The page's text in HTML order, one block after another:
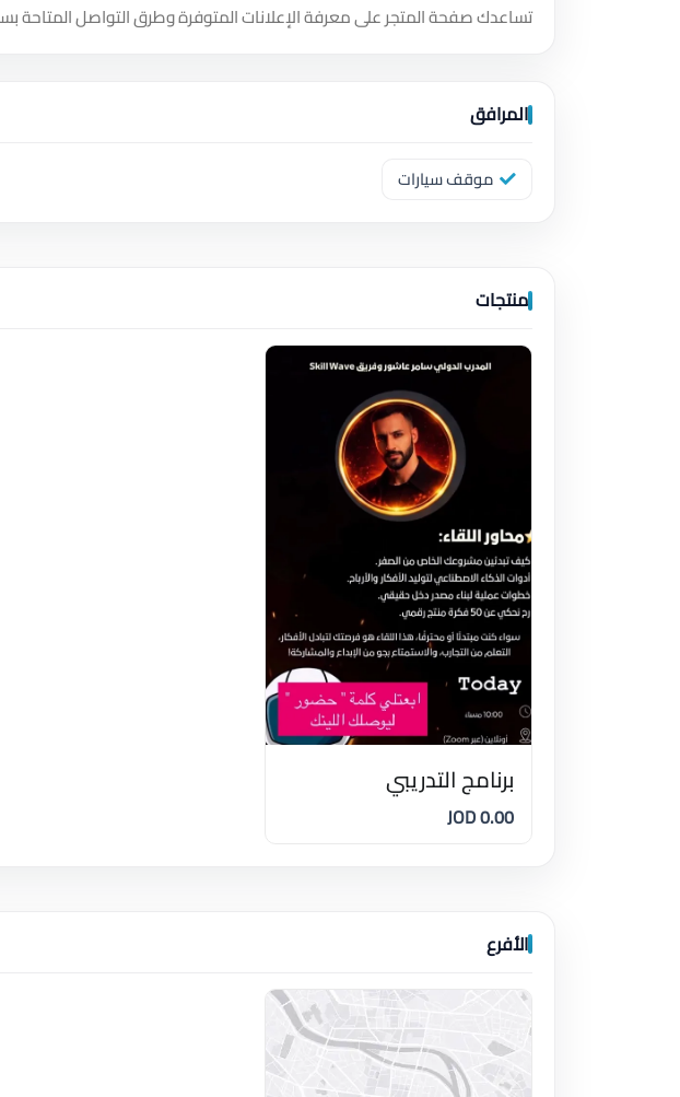
تساعدك صفحة المتجر على معرفة الإعلانات المتوفرة وطرق التواصل المتاحة
المرافق
موقف سيارات
منتجات
برنامج التدريبي
0.00 JOD
الأفرع